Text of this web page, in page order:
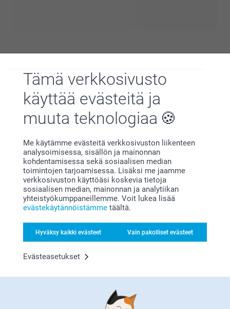
Tämä verkkosivusto
käyttää evästeitä ja
muuta teknologiaa
Me käytämme evästeitä verkkosivuston liikenteen
analysoimisessa, sisällön ja mainonnan
kohdentamisessa sekä sosiaalisen median
toimintojen tarjoamisessa. Lisäksi me jaamme
verkkosivuston käyttöäsi koskevia tietoja
sosiaalisen median, mainonnan ja analytiikan
yhteistyökumppaneillemme. Voit lukea lisää
evästekäytännöistämme täältä.
Hyväksy kaikki evästeet Vain pakolliset evästeet
Evästeasetukset
ansiosta.
Miksi smartphoto
Tyytyväisyystakuu